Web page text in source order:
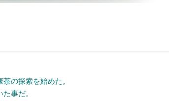
の探索を始めた。
事だ。